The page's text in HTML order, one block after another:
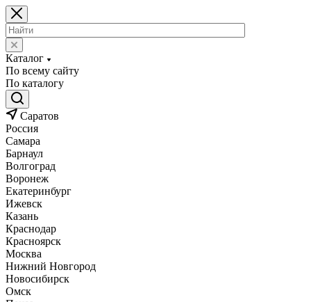
Каталог
По всему сайту
По каталогу
Саратов
Россия
Самара
Барнаул
Волгоград
Воронеж
Екатеринбург
Ижевск
Казань
Краснодар
Красноярск
Москва
Нижний Новгород
Новосибирск
Омск